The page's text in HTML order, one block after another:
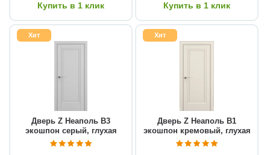
Купить в 1 клик
Купить в 1 клик
Хит
Дверь Z Неаполь В3
экошпон серый, глухая
Хит
Дверь Z Неаполь В1
экошпон кремовый, глухая